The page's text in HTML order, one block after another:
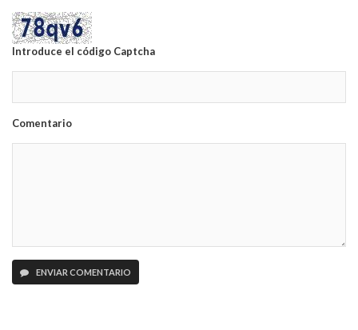
Introduce el código Captcha
Comentario
ENVIAR COMENTARIO